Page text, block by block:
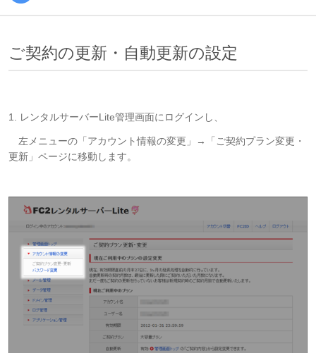
ご契約の更新・自動更新の設定
1. レンタルサーバーLite管理画面にログインし、
左メニューの「アカウント情報の変更」→「ご契約プラン変更・
更新」ページに移動します。